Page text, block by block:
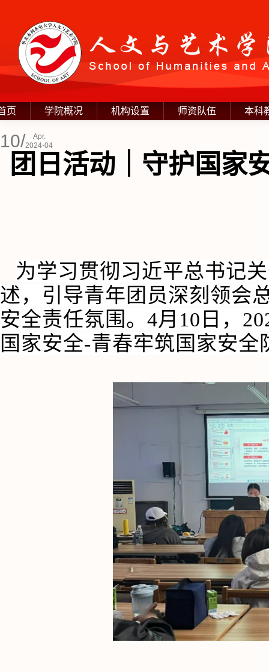
页 学院概况 机构设置 师资队伍 本科
10/
Apr.
2024-04
团日活动｜守护国家
为学习贯彻习近平总书记
述，引导青年团员深刻领会
安全责任氛围。4月10日，
国家安全-青春牢筑国家安全